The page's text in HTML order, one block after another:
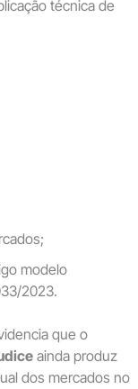
técnica de
modelo
2023.
que o
ainda produz
dos mercados no